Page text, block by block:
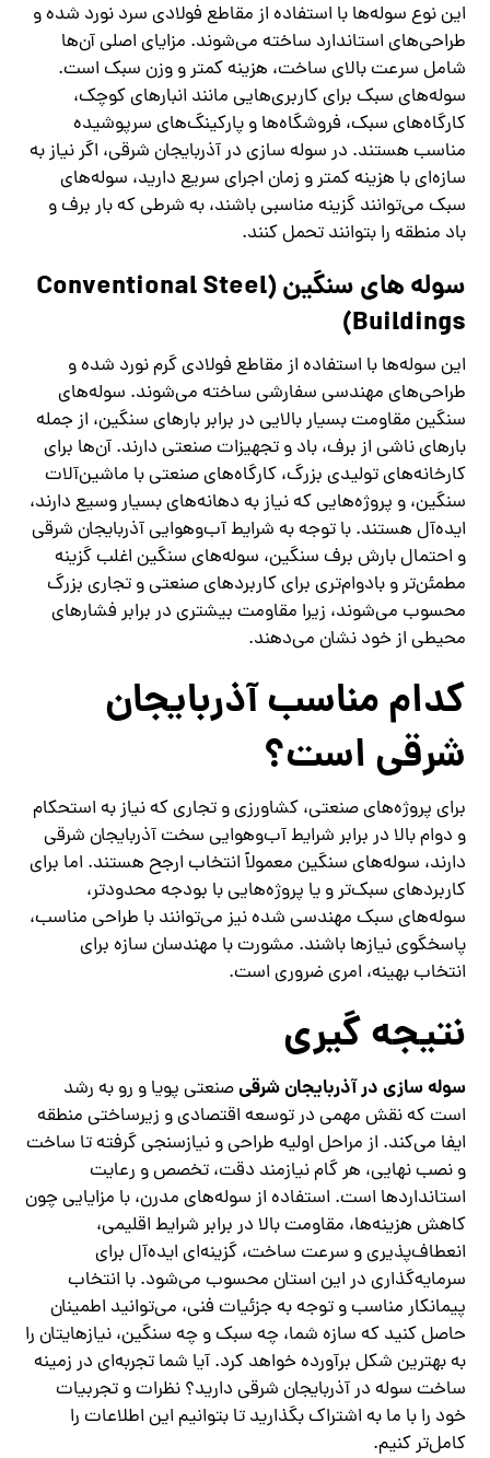
این نوع سوله‌ها با استفاده از مقاطع فولادی سرد نورد شده و
طراحی‌های استاندارد ساخته می‌شوند. مزایای اصلی آن‌ها
شامل سرعت بالای ساخت، هزینه کمتر و وزن سبک است.
سوله‌های سبک برای کاربری‌هایی مانند انبارهای کوچک،
کارگاه‌های سبک، فروشگاه‌ها و پارکینگ‌های سرپوشیده
مناسب هستند. در سوله‌ سازی در آذربایجان شرقی، اگر نیاز به
سازه‌ای با هزینه کمتر و زمان اجرای سریع دارید، سوله‌های
سبک می‌توانند گزینه مناسبی باشند، به شرطی که بار برف و
باد منطقه را بتوانند تحمل کنند.
سوله‌ های سنگین (Conventional Steel
Buildings)
این سوله‌ها با استفاده از مقاطع فولادی گرم نورد شده و
طراحی‌های مهندسی سفارشی ساخته می‌شوند. سوله‌های
سنگین مقاومت بسیار بالایی در برابر بارهای سنگین، از جمله
بارهای ناشی از برف، باد و تجهیزات صنعتی دارند. آن‌ها برای
کارخانه‌های تولیدی بزرگ، کارگاه‌های صنعتی با ماشین‌آلات
سنگین، و پروژه‌هایی که نیاز به دهانه‌های بسیار وسیع دارند،
ایده‌آل هستند. با توجه به شرایط آب‌وهوایی آذربایجان شرقی
و احتمال بارش برف سنگین، سوله‌های سنگین اغلب گزینه
مطمئن‌تر و بادوام‌تری برای کاربردهای صنعتی و تجاری بزرگ
محسوب می‌شوند، زیرا مقاومت بیشتری در برابر فشارهای
محیطی از خود نشان می‌دهند.
کدام مناسب آذربایجان
شرقی است؟
برای پروژه‌های صنعتی، کشاورزی و تجاری که نیاز به استحکام
و دوام بالا در برابر شرایط آب‌وهوایی سخت آذربایجان شرقی
دارند، سوله‌های سنگین معمولاً انتخاب ارجح هستند. اما برای
کاربردهای سبک‌تر و یا پروژه‌هایی با بودجه محدودتر،
سوله‌های سبک مهندسی شده نیز می‌توانند با طراحی مناسب،
پاسخگوی نیازها باشند. مشورت با مهندسان سازه برای
انتخاب بهینه، امری ضروری است.
نتیجه‌ گیری
سوله‌ سازی در آذربایجان شرقیصنعتی پویا و رو به رشد
است که نقش مهمی در توسعه اقتصادی و زیرساختی منطقه
ایفا می‌کند. از مراحل اولیه طراحی و نیازسنجی گرفته تا ساخت
و نصب نهایی، هر گام نیازمند دقت، تخصص و رعایت
استانداردها است. استفاده از سوله‌های مدرن، با مزایایی چون
کاهش هزینه‌ها، مقاومت بالا در برابر شرایط اقلیمی،
انعطاف‌پذیری و سرعت ساخت، گزینه‌ای ایده‌آل برای
سرمایه‌گذاری در این استان محسوب می‌شود. با انتخاب
پیمانکار مناسب و توجه به جزئیات فنی، می‌توانید اطمینان
حاصل کنید که سازه شما، چه سبک و چه سنگین، نیازهایتان را
به بهترین شکل برآورده خواهد کرد. آیا شما تجربه‌ای در زمینه
ساخت سوله در آذربایجان شرقی دارید؟ نظرات و تجربیات
خود را با ما به اشتراک بگذارید تا بتوانیم این اطلاعات را
کامل‌تر کنیم.